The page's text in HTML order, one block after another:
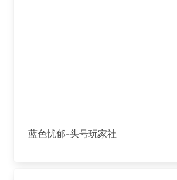
蓝色忧郁-头号玩家社